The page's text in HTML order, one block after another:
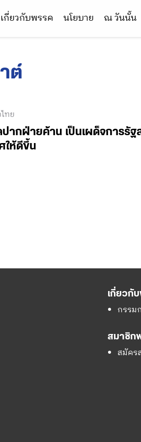
เกี่ยวกับพรรค นโยบาย ณ วันนั้น
ต์
ทย
ากฝ่ายค้าน เป็นเผด็จการรั
ให้ดีขึ้น
เกี่ยวกั
กรรม
สมาชิก
สมัคร